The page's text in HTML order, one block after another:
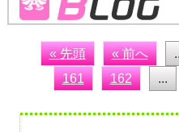
« 先頭 « 前へ
161
162 ...